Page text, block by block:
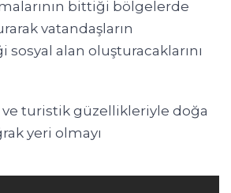
bittiği bölgelerde
vatandaşların
sosyal alan oluşturacaklarını
turistik güzellikleriyle doğa
yeri olmayı